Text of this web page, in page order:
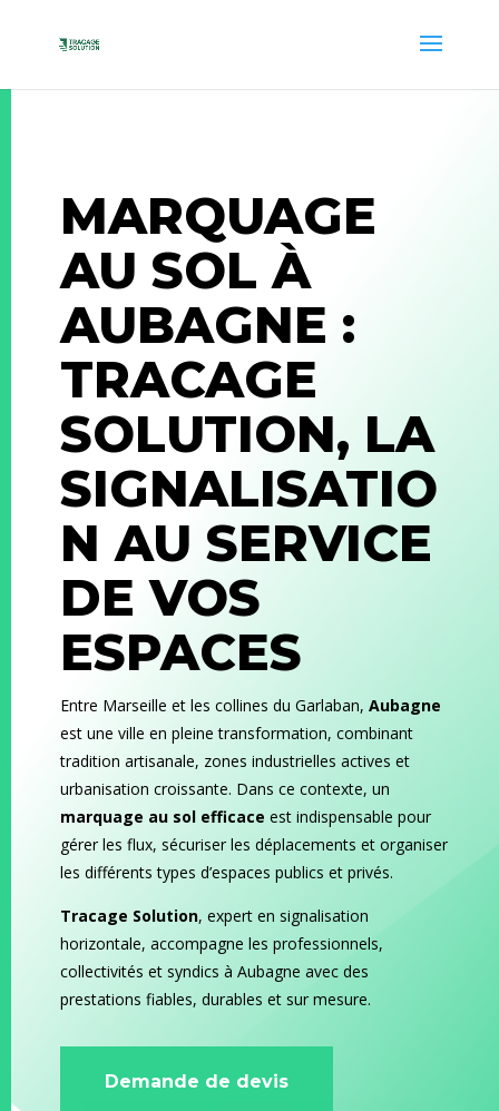
MARQUAGE
AU SOL À
AUBAGNE :
TRACAGE
SOLUTION, LA
SIGNALISATIO
N AU SERVICE
DE VOS
ESPACES
Entre Marseille et les collines du Garlaban, Aubagne
est une ville en pleine transformation, combinant
tradition artisanale, zones industrielles actives et
urbanisation croissante. Dans ce contexte, un
marquage au sol efficace est indispensable pour
gérer les flux, sécuriser les déplacements et organiser
les différents types d’espaces publics et privés.
Tracage Solution, expert en signalisation
horizontale, accompagne les professionnels,
collectivités et syndics à Aubagne avec des
prestations fiables, durables et sur mesure.
Demande de devis